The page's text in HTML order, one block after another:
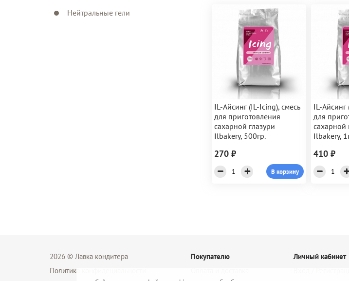
Нейтральные гели
IL-Айсинг (IL-Icing), смесь
для приготовления
сахарной глазури
Ilbakery, 500гр.
270 ₽
В корзину
IL-Айсинг
для
сахарной
Ilbakery,
410 ₽
2026 © Лавка кондитера
Политика конфидециальности
Покупателю
Личный кабинет